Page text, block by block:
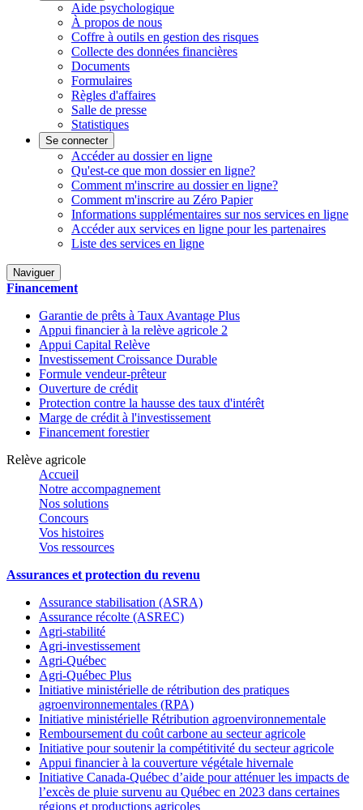
Aide psychologique
À propos de nous
Coffre à outils en gestion des risques
Collecte des données financières
Documents
Formulaires
Règles d'affaires
Salle de presse
Statistiques
Se connecter
Accéder au dossier en ligne
Qu'est-ce que mon dossier en ligne?
Comment m'inscrire au dossier en ligne?
Comment m'inscrire au Zéro Papier
Informations supplémentaires sur nos services en ligne
Accéder aux services en ligne pour les partenaires
Liste des services en ligne
Naviguer
Financement
Garantie de prêts à Taux Avantage Plus
Appui financier à la relève agricole 2
Appui Capital Relève
Investissement Croissance Durable
Formule vendeur-prêteur
Ouverture de crédit
Protection contre la hausse des taux d'intérêt
Marge de crédit à l'investissement
Financement forestier
Relève agricole
Accueil
Notre accompagnement
Nos solutions
Concours
Vos histoires
Vos ressources
Assurances et protection du revenu
Assurance stabilisation (ASRA)
Assurance récolte (ASREC)
Agri-stabilité
Agri-investissement
Agri-Québec
Agri-Québec Plus
Initiative ministérielle de rétribution des pratiques
agroenvironnementales (RPA)
Initiative ministérielle Rétribution agroenvironnementale
Remboursement du coût carbone au secteur agricole
Initiative pour soutenir la compétitivité du secteur agricole
Appui financier à la couverture végétale hivernale
Initiative Canada-Québec d’aide pour atténuer les impacts de
l’excès de pluie survenu au Québec en 2023 dans certaines
régions et productions agricoles